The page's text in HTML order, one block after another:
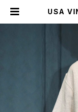
USA
インデ